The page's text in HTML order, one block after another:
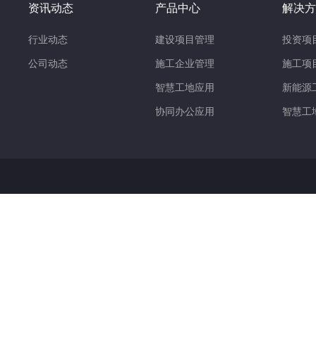
资讯动态
行业动态
公司动态
产品中心
建设项目管理
施工企业管理
智慧工地应用
协同办公应用
解决
投资项
施工项
新能源
智慧工